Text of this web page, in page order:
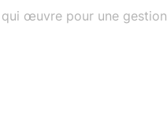
qui œuvre pour une gestion